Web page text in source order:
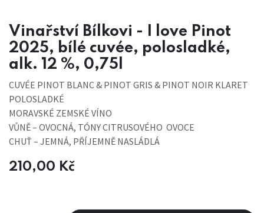
Vinařství Bílkovi - I love Pinot
2025, bílé cuvée, polosladké,
alk. 12 %, 0,75l
CUVÉE PINOT BLANC & PINOT GRIS & PINOT NOIR KLARET
POLOSLADKÉ
MORAVSKÉ ZEMSKÉ VÍNO
VŮNĚ – OVOCNÁ, TÓNY CITRUSOVÉHO OVOCE
CHUŤ – JEMNÁ, PŘÍJEMNĚ NASLÁDLÁ
210,00 Kč